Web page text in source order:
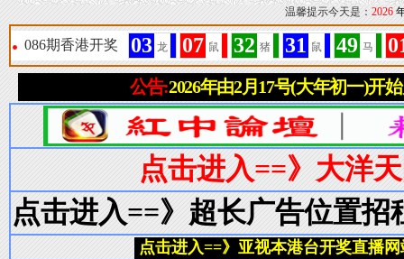
温馨提示今天是： 2026